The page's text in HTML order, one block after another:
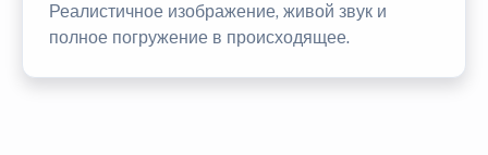
Реалистичное изображение, живой звук и
полное погружение в происходящее.